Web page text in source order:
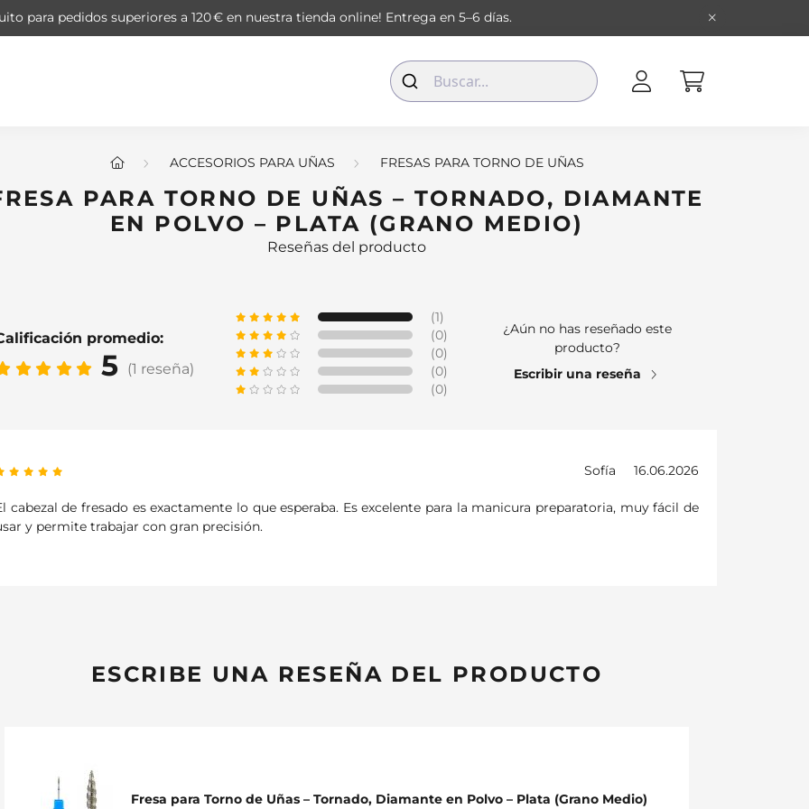
para pedidos superiores a 120 € en nuestra tienda online! Entrega en 5–6 días.
ACCESORIOS PARA UÑAS FRESAS PARA TORNO DE UÑAS
PARA TORNO DE UÑAS – TORNADO, DIAMANTE
EN POLVO – PLATA (GRANO MEDIO)
Reseñas del producto
promedio:
5 (1 reseña)
(1)
(0)
(0)
(0)
(0)
¿Aún no has reseñado este
producto?
Escribir una reseña
Sofía 16.06.2026
cabezal de fresado es exactamente lo que esperaba. Es excelente para la manicura preparatoria, muy fácil de
y permite trabajar con gran precisión.
ESCRIBE UNA RESEÑA DEL PRODUCTO
Fresa para Torno de Uñas – Tornado, Diamante en Polvo – Plata (Grano Medio)